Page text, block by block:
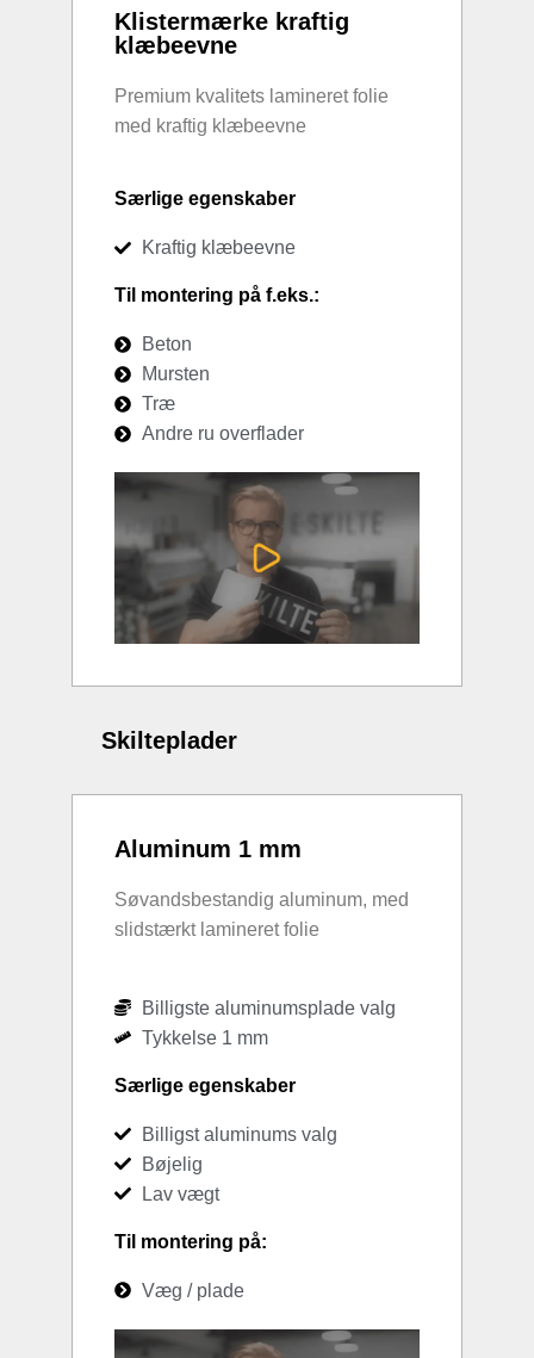
Klistermærke kraftig
klæbeevne
Premium kvalitets lamineret folie
med kraftig klæbeevne
Særlige egenskaber
Kraftig klæbeevne
Til montering på f.eks.:
Beton
Mursten
Træ
Andre ru overflader
Skilteplader
Aluminum 1 mm
Søvandsbestandig aluminum, med
slidstærkt lamineret folie
Billigste aluminumsplade valg
Tykkelse 1 mm
Særlige egenskaber
Billigst aluminums valg
Bøjelig
Lav vægt
Til montering på:
Væg / plade